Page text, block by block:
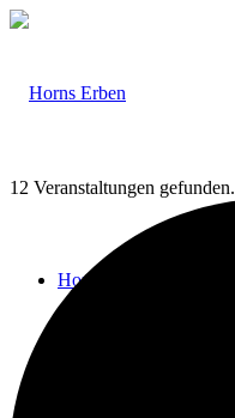
Home
12 Veranstaltungen gefunden.